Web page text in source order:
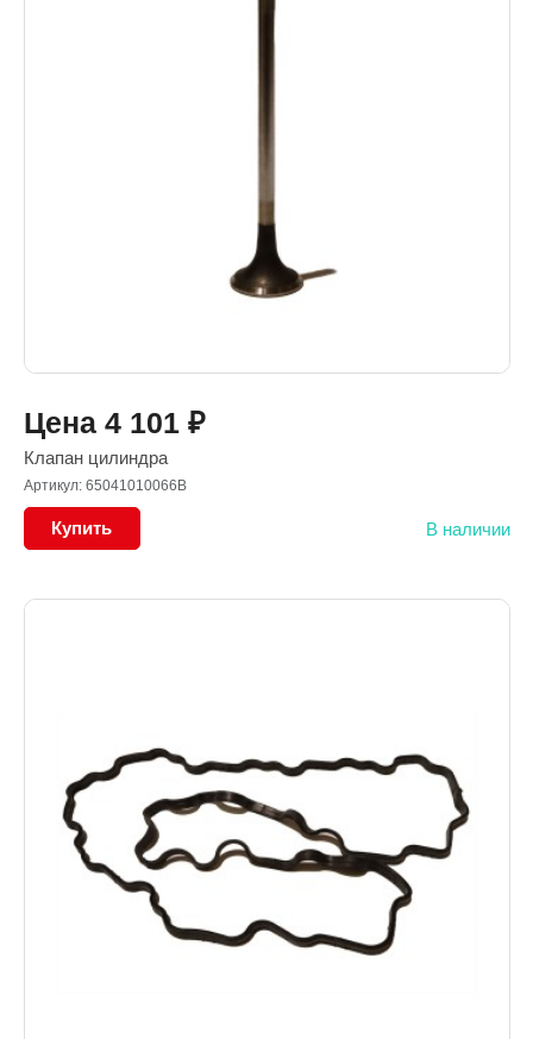
Цена 4 101 ₽
Клапан цилиндра
Артикул: 65041010066B
Купить В наличии